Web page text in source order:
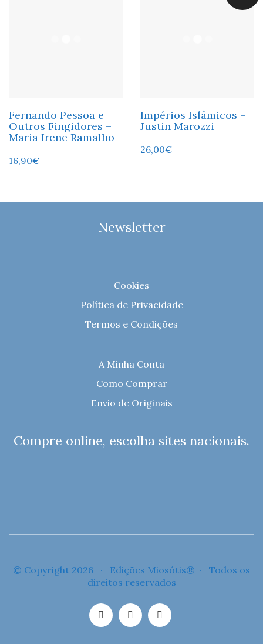
Fernando Pessoa e
Outros Fingidores –
Maria Irene Ramalho
16,90€
Impérios Islâmicos –
Justin Marozzi
26,00€
Newsletter
Cookies
Política de Privacidade
Termos e Condições
A Minha Conta
Como Comprar
Envio de Originais
Compre online, escolha sites nacionais.
© Copyright 2026 · Edições Miosótis® · Todos os
direitos reservados